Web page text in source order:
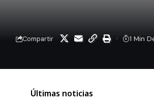
Compartir 1 Min
Últimas noticias